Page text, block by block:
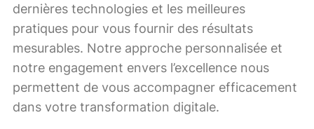
dernières technologies et les meilleures
pratiques pour vous fournir des résultats
mesurables. Notre approche personnalisée et
notre engagement envers l’excellence nous
permettent de vous accompagner efficacement
dans votre transformation digitale.